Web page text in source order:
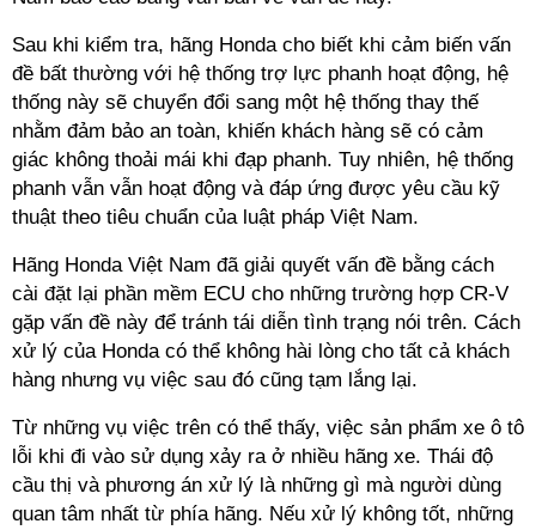
Sau khi kiểm tra, hãng Honda cho biết khi cảm biến vấn
đề bất thường với hệ thống trợ lực phanh hoạt động, hệ
thống này sẽ chuyển đổi sang một hệ thống thay thế
nhằm đảm bảo an toàn, khiến khách hàng sẽ có cảm
giác không thoải mái khi đạp phanh. Tuy nhiên, hệ thống
phanh vẫn vẫn hoạt động và đáp ứng được yêu cầu kỹ
thuật theo tiêu chuẩn của luật pháp Việt Nam.
Hãng Honda Việt Nam đã giải quyết vấn đề bằng cách
cài đặt lại phần mềm ECU cho những trường hợp CR-V
gặp vấn đề này để tránh tái diễn tình trạng nói trên. Cách
xử lý của Honda có thể không hài lòng cho tất cả khách
hàng nhưng vụ việc sau đó cũng tạm lắng lại.
Từ những vụ việc trên có thể thấy, việc sản phẩm xe ô tô
lỗi khi đi vào sử dụng xảy ra ở nhiều hãng xe. Thái độ
cầu thị và phương án xử lý là những gì mà người dùng
quan tâm nhất từ phía hãng. Nếu xử lý không tốt, những